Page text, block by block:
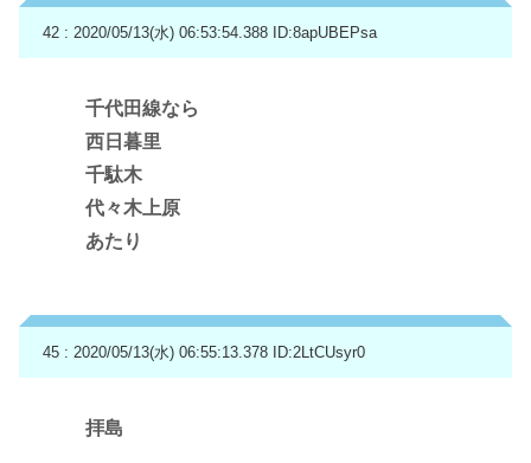
42 : 2020/05/13(水) 06:53:54.388 ID:8apUBEPsa
千代田線なら
西日暮里
千駄木
代々木上原
あたり
45 : 2020/05/13(水) 06:55:13.378 ID:2LtCUsyr0
拝島